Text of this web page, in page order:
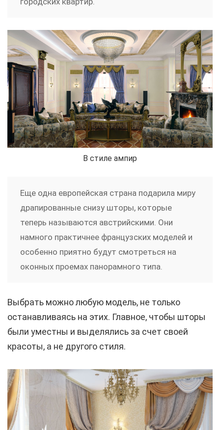
В стиле ампир
Еще одна европейская страна подарила миру
драпированные снизу шторы, которые
теперь называются австрийскими. Они
намного практичнее французских моделей и
особенно приятно будут смотреться на
оконных проемах панорамного типа.
Выбрать можно любую модель, не только
останавливаясь на этих. Главное, чтобы шторы
были уместны и выделялись за счет своей
красоты, а не другого стиля.